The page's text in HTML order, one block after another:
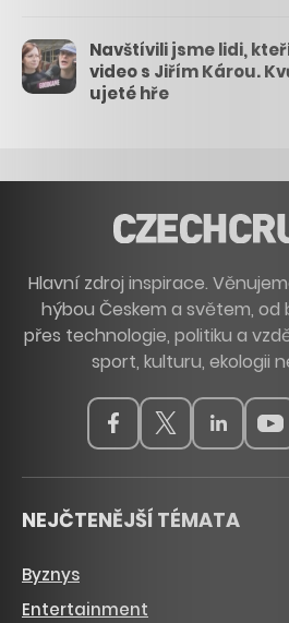
Navštívili jsme lidi,
video s Jiřím Károu.
ujeté hře
Hlavní zdroj inspirace.
hýbou Českem a světem,
přes technologie, politiku a
sport, kulturu, ekologii
NEJČTENĚJŠÍ TÉMATA
Byznys
Entertainment